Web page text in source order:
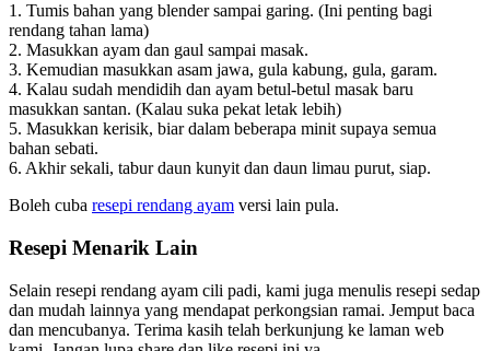
1. Tumis bahan yang blender sampai garing. (Ini penting bagi
rendang tahan lama)
2. Masukkan ayam dan gaul sampai masak.
3. Kemudian masukkan asam jawa, gula kabung, gula, garam.
4. Kalau sudah mendidih dan ayam betul-betul masak baru
masukkan santan. (Kalau suka pekat letak lebih)
5. Masukkan kerisik, biar dalam beberapa minit supaya semua
bahan sebati.
6. Akhir sekali, tabur daun kunyit dan daun limau purut, siap.
Boleh cuba resepi rendang ayam versi lain pula.
Resepi Menarik Lain
Selain resepi rendang ayam cili padi, kami juga menulis resepi sedap
dan mudah lainnya yang mendapat perkongsian ramai. Jemput baca
dan mencubanya. Terima kasih telah berkunjung ke laman web